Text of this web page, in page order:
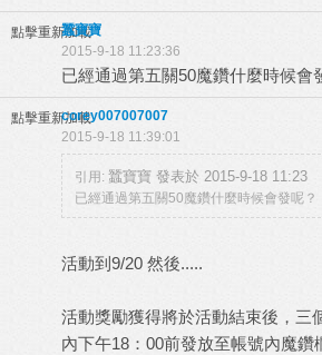
點擊重新加載
蠶寶寶
2015-9-18 11:23:36
已經通過第五關50魔鑽什麼時候會
點擊重新加載corey007007007
2015-9-18 11:39:01
引用: 蠶寶寶 發表於 2015-9-18 11:23
已經通過第五關50魔鑽什麼時候會發呢？
活動到9/20 然後.....
活動獎勵獲得將於活動結束後，三
內下午18：00前發放至帳號內魔鑽